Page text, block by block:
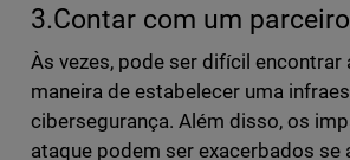
3.Contar com um
Às vezes, pode ser difícil encontrar
maneira de estabelecer uma
cibersegurança. Além disso, os
ataque podem ser exacerbados se